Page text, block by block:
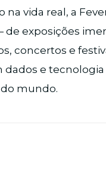
vida real, a
exposições
concertos e
e tecnologia
mundo.